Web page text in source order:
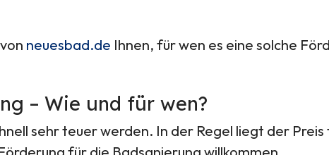
neuesbad.de Ihnen, für wen es eine solche
– Wie und für wen?
sehr teuer werden. In der Regel liegt der